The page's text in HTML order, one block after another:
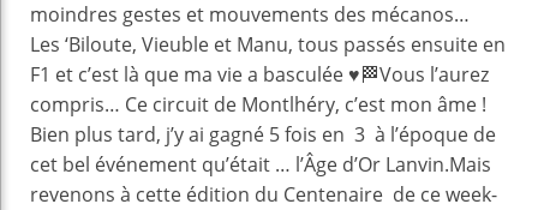
moindres gestes et mouvements des mécanos…
Les ‘Biloute, Vieuble et Manu, tous passés ensuite en
F1 et c’est là que ma vie a basculée ♥️🏁Vous l’aurez
compris… Ce circuit de Montlhéry, c’est mon âme !
Bien plus tard, j’y ai gagné 5 fois en 3 à l’époque de
cet bel événement qu’était … l’Âge d’Or Lanvin.Mais
revenons à cette édition du Centenaire de ce week-